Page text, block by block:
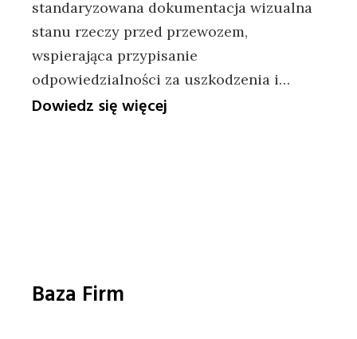
standaryzowana dokumentacja wizualna
stanu rzeczy przed przewozem,
wspierająca przypisanie
odpowiedzialności za uszkodzenia i…
Dowiedz się więcej
Baza Firm